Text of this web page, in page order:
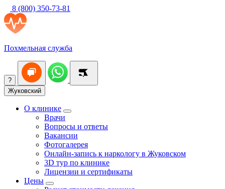
8 (800) 350-73-81
Похмельная служба
?
Жуковский
О клинике
Врачи
Вопросы и ответы
Вакансии
Фотогалерея
Онлайн-запись к наркологу в Жуковском
3D тур по клинике
Лицензии и сертификаты
Цены